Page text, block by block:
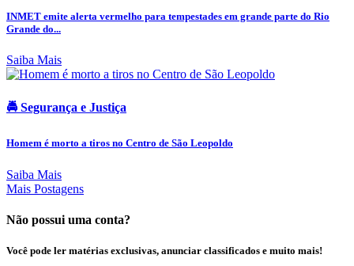
INMET emite alerta vermelho para tempestades em grande parte do Rio
Grande do...
Saiba Mais
🚔 Segurança e Justiça
Homem é morto a tiros no Centro de São Leopoldo
Saiba Mais
Mais Postagens
Não possui uma conta?
Você pode ler matérias exclusivas, anunciar classificados e muito mais!